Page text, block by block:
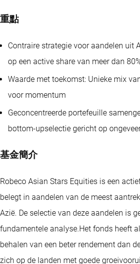
重點
Contraire strategie voor aandelen uit
op een active share van meer dan
Waarde met toekomst: Unieke mix
voor momentum
Geconcentreerde portefeuille
bottom-upselectie gericht op
基金簡介
Robeco Asian Stars Equities is een
belegt in aandelen van de meest
Azië. De selectie van deze aandelen is
fundamentele analyse.Het fonds heeft
behalen van een beter rendement dan
zich op de landen met goede